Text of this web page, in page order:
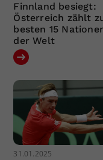
Finnland besiegt:
Österreich zählt
besten 15
der Welt
31.01.2025